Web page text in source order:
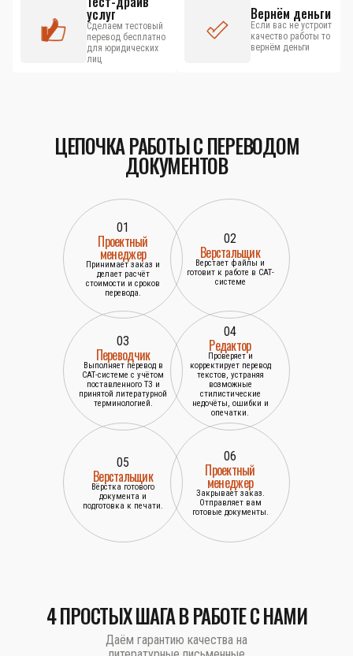
услуг
Сделаем тестовый
перевод бесплатно
для юридических
лиц
Вернём деньги
Если вас не устроит
качество работы то
вернём деньги
ЦЕПОЧКА РАБОТЫ С ПЕРЕВОДОМ
ДОКУМЕНТОВ
01
Проектный
менеджер
Принимает заказ и
делает расчёт
стоимости и сроков
перевода.
02
Верстальщик
Верстает файлы и
готовит к работе в САТ-
системе
03
Переводчик
Выполняет перевод в
САТ-системе с учётом
поставленного ТЗ и
принятой литературной
терминологией.
04
Редактор
Проверяет и
корректирует перевод
текстов, устраняя
возможные
стилистические
недочёты, ошибки и
опечатки.
05
Верстальщик
Вёрстка готового
документа и
подготовка к печати.
06
Проектный
менеджер
Закрывает заказ.
Отправляет вам
готовые документы.
4 ПРОСТЫХ ШАГА В РАБОТЕ С НАМИ
Даём гарантию качества на